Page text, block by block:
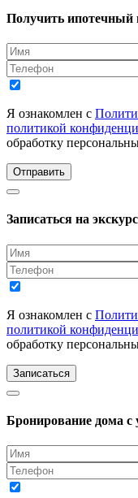
Получить ипотечный
Я ознакомлен с
политикой
обработку
Отправить
Записаться на
Я ознакомлен с
политикой
обработку
Записаться
Бронирование дома с